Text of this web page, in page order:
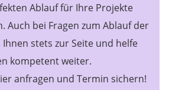
Ablauf für Ihre Projekte
Auch bei Fragen zum Ablauf der
Ihnen stets zur Seite und helfe
kompetent weiter.
anfragen und Termin sichern!